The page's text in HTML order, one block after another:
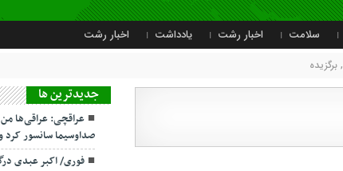
سلامت اخبار رشت یادداشت اخبار رشت
, برگزیده
جديدترين ها
عراقچی: عراقی‌ها
صداوسیما سانسور
فوری/ اکبر عبدی